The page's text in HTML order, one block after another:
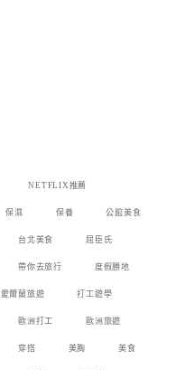
NETFLIX推薦
保濕 保養 公館美食
台北美食 屈臣氏
帶你去旅行 度假勝地
愛爾蘭旅遊 打工遊學
歐洲打工 歐洲旅遊
穿搭 美胸 美食